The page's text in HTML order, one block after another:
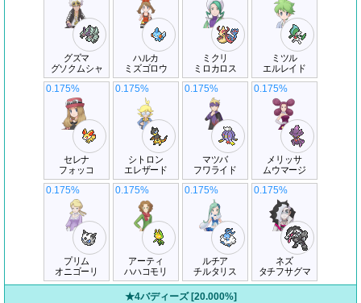
グズマ
グソクムシャ
ハルカ
ミズゴロウ
ミクリ
ミロカロス
ミツル
エルレイド
セレナ
フォッコ
0.175%
シトロン
エレザード
0.175%
マツバ
フワライド
0.175%
メリッサ
ムウマージ
0.175%
プリム
オニゴーリ
0.175%
アーティ
ハハコモリ
0.175%
ルチア
チルタリス
0.175%
ネズ
タチフサグマ
0.175%
★4バディーズ [20.000%]